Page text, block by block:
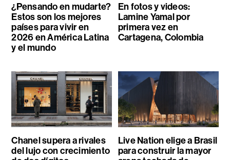
¿Pensando en mudarte?
Estos son los mejores
países para vivir en
2026 en América Latina
y el mundo
En fotos y videos:
Lamine Yamal por
primera vez en
Cartagena, Colombia
Chanel supera a rivales
del lujo con crecimiento
Live Nation elige a Brasil
para construir la mayor